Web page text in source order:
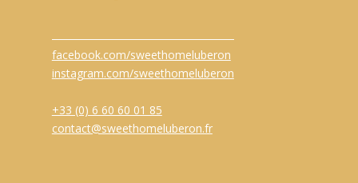
facebook.com/sweethomeluberon
instagram.com/sweethomeluberon
+33 (0) 6 60 60 01 85
contact@sweethomeluberon.fr